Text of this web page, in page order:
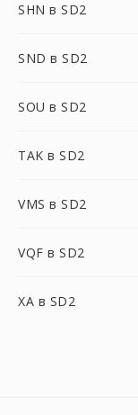
SHN в SD2
SND в SD2
SOU в SD2
TAK в SD2
VMS в SD2
VQF в SD2
XA в SD2